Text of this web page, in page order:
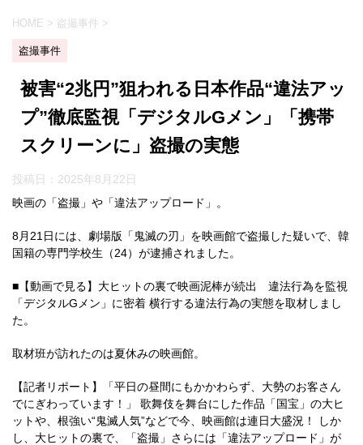
HOME > 盗撮事件 >
盗撮事件
被害“2兆円”狙われる日本作品“違法アッ
プ”徹底監視「デジタルGメン」「携帯
スクリーンに」盗撮の実態
投稿日： 2025年8月22日
映画の「盗撮」や「違法アップロード」。
8月21日には、劇場版「鬼滅の刃」を映画館で盗撮した疑いで、韓
国籍の専門学校生（24）が逮捕されました。
■【動画で見る】大ヒットの裏で映画泥棒が続出 違法行為を監視
「デジタルGメン」に密着 横行する違法行為の実態を取材しまし
た。
取材班が訪れたのは夏休みの映画館。
【記者リポート】「平日の昼間にもかかわらず、大勢のお客さん
でにぎわっています！」 歌舞伎を舞台にした作品「国宝」の大ヒ
ットや、根強い“鬼滅人気”などで今、映画館は連日大盛況！ しか
し、大ヒットの裏で、「盗撮」さらには「違法アップロード」が